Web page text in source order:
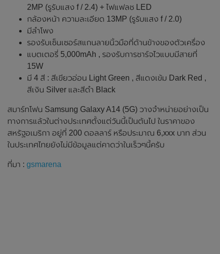
2MP (รูรับแสง f / 2.4) + ไฟแฟลช LED
กล้องหน้า ความละเอียด 13MP (รูรับแสง f / 2.0)
มีลำโพง
รองรับเซ็นเซอร์สแกนลายนิ้วมือที่ด้านข้างของตัวเครื่อง
แบตเตอรี่ 5,000mAh , รองรับการชาร์จไวแบบมีสายที่
15W
มี 4 สี : สีเขียวอ่อน Light Green , สีแดงเข้ม Dark Red ,
สีเงิน Silver และสีดำ Black
สมาร์ทโฟน Samsung Galaxy A14 (5G) วางจำหน่ายอย่างเป็น
ทางการแล้วในต่างประเทศตั้งแต่วันนี้เป็นต้นไป ในราคาของ
สหรัฐอเมริกา อยู่ที่ 200 ดอลลาร์ หรือประมาณ 6,xxx บาท ส่วน
ในประเทศไทยยังไม่มีข้อมูลแต่คาดว่าในเร็วๆนี้ครับ
ที่มา : gsmarena